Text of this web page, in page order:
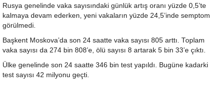
Rusya genelinde vaka sayısındaki günlük artış oranı yüzde 0,5’te
kalmaya devam ederken, yeni vakaların yüzde 24,5’inde semptom
görülmedi.
Başkent Moskova’da son 24 saatte vaka sayısı 805 arttı. Toplam
vaka sayısı da 274 bin 808’e, ölü sayısı 8 artarak 5 bin 33’e çıktı.
Ülke genelinde son 24 saatte 346 bin test yapıldı. Bugüne kadarki
test sayısı 42 milyonu geçti.